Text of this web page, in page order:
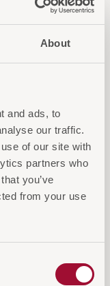
About
and ads, to
our traffic.
of our site with
partners who
you’ve
from your use
Hochwertig und